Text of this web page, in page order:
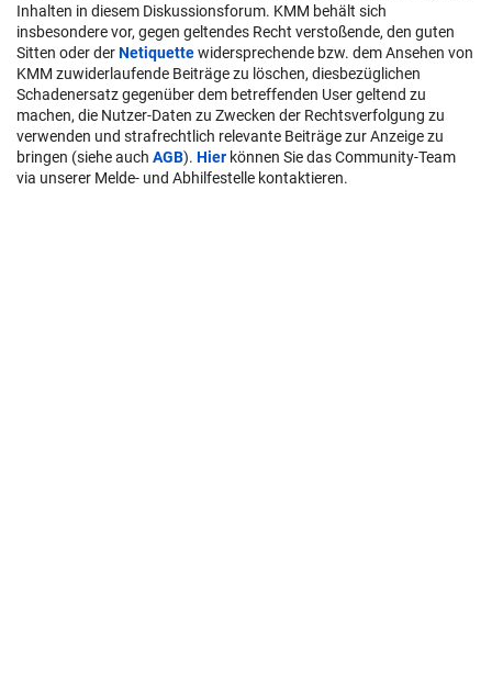
Inhalten in diesem Diskussionsforum. KMM behält sich
insbesondere vor, gegen geltendes Recht verstoßende, den guten
Sitten oder derNetiquettewidersprechende bzw. dem Ansehen von
KMM zuwiderlaufende Beiträge zu löschen, diesbezüglichen
Schadenersatz gegenüber dem betreffenden User geltend zu
machen, die Nutzer-Daten zu Zwecken der Rechtsverfolgung zu
verwenden und strafrechtlich relevante Beiträge zur Anzeige zu
bringen (siehe auch AGB). Hier können Sie das Community-Team
via unserer Melde- und Abhilfestelle kontaktieren.